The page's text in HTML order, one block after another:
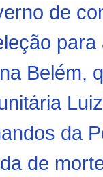
de
Belém,
da
de